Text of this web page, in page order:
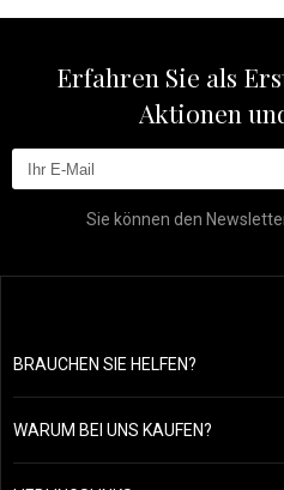
Erfahren Sie als
Aktionen
Sie können den
BRAUCHEN SIE HELFEN?
info@mapeja.de
Wir werden innerhalb
WARUM BEI UNS KAUFEN?
Allgemeine
Datenschutzerklärung
Übersicht über
Unsere